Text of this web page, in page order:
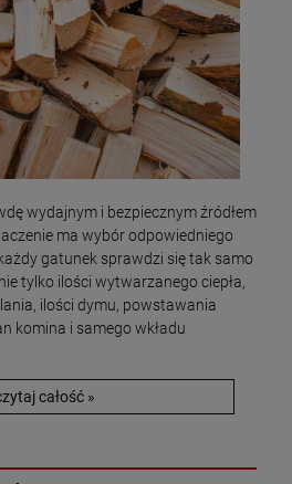
wydajnym i bezpiecznym źródłem
ma wybór odpowiedniego
gatunek sprawdzi się tak samo
tylko ilości wytwarzanego ciepła,
ilości dymu, powstawania
komina i samego wkładu
całość »